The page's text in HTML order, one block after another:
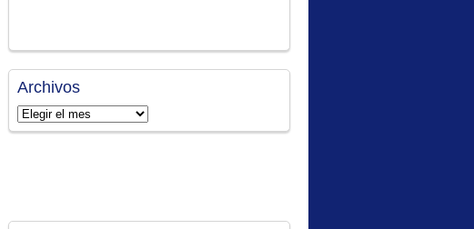
Archivos
Archivos